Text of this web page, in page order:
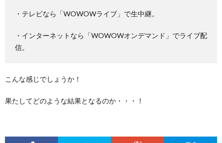
・テレビなら「WOWOWライブ」で生中継。
・インターネットなら「WOWOWオンデマンド」でライブ配
信。
こんな感じでしょうか！
果たしてどのような結果となるのか・・・！